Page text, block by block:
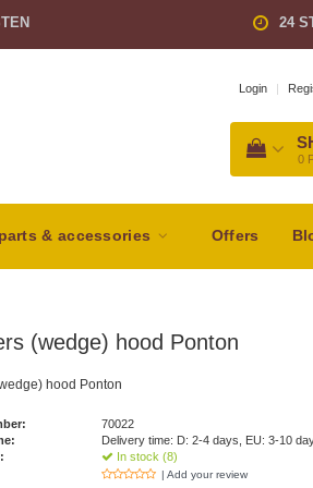
24
Login |
0
& accessories Offers
(wedge) hood Ponton
hood Ponton
70022
Delivery time: D: 2-4 days, EU: 3-10
In stock (8)
| Add your review